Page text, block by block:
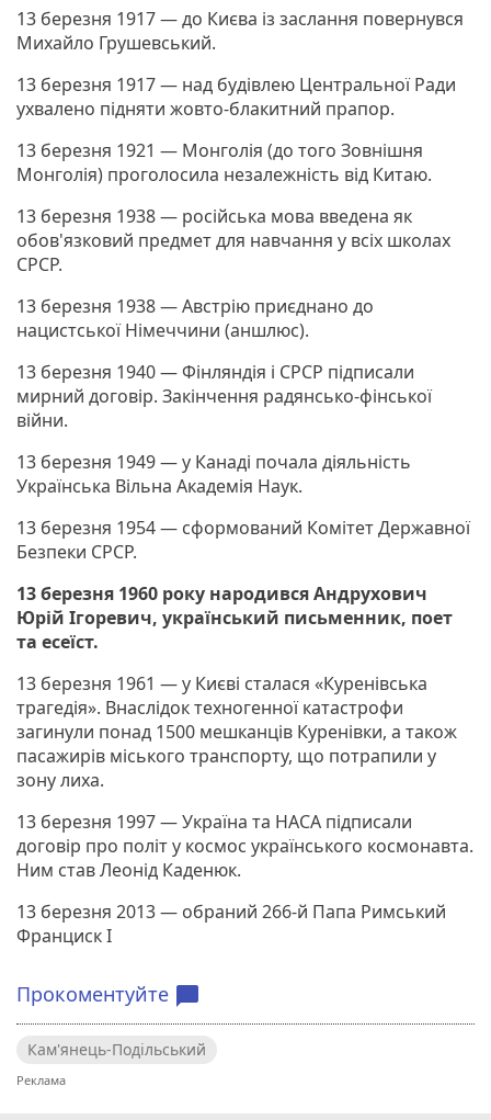
13 березня 1917 — до Києва із заслання повернувся
Михайло Грушевський.
13 березня 1917 — над будівлею Центральної Ради
ухвалено підняти жовто-блакитний прапор.
13 березня 1921 — Монголія (до того Зовнішня
Монголія) проголосила незалежність від Китаю.
13 березня 1938 — російська мова введена як
обов'язковий предмет для навчання у всіх школах
СРСР.
13 березня 1938 — Австрію приєднано до
нацистської Німеччини (аншлюс).
13 березня 1940 — Фінляндія і СРСР підписали
мирний договір. Закінчення радянсько-фінської
війни.
13 березня 1949 — у Канаді почала діяльність
Українська Вільна Академія Наук.
13 березня 1954 — сформований Комітет Державної
Безпеки СРСР.
13 березня 1960 року народився Андрухович
Юрій Ігоревич, український письменник, поет
та есеїст.
13 березня 1961 — у Києві сталася «Куренівська
трагедія». Внаслідок техногенної катастрофи
загинули понад 1500 мешканців Куренівки, а також
пасажирів міського транспорту, що потрапили у
зону лиха.
13 березня 1997 — Україна та НАСА підписали
договір про політ у космос українського космонавта.
Ним став Леонід Каденюк.
13 березня 2013 — обраний 266-й Папа Римський
Франциск I
Прокоментуйте chat_bubble
Кам'янець-Подільський